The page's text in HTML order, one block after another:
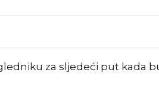
za sljedeći put kada